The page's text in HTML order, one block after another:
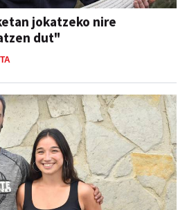
jokatzeko nire
dut"